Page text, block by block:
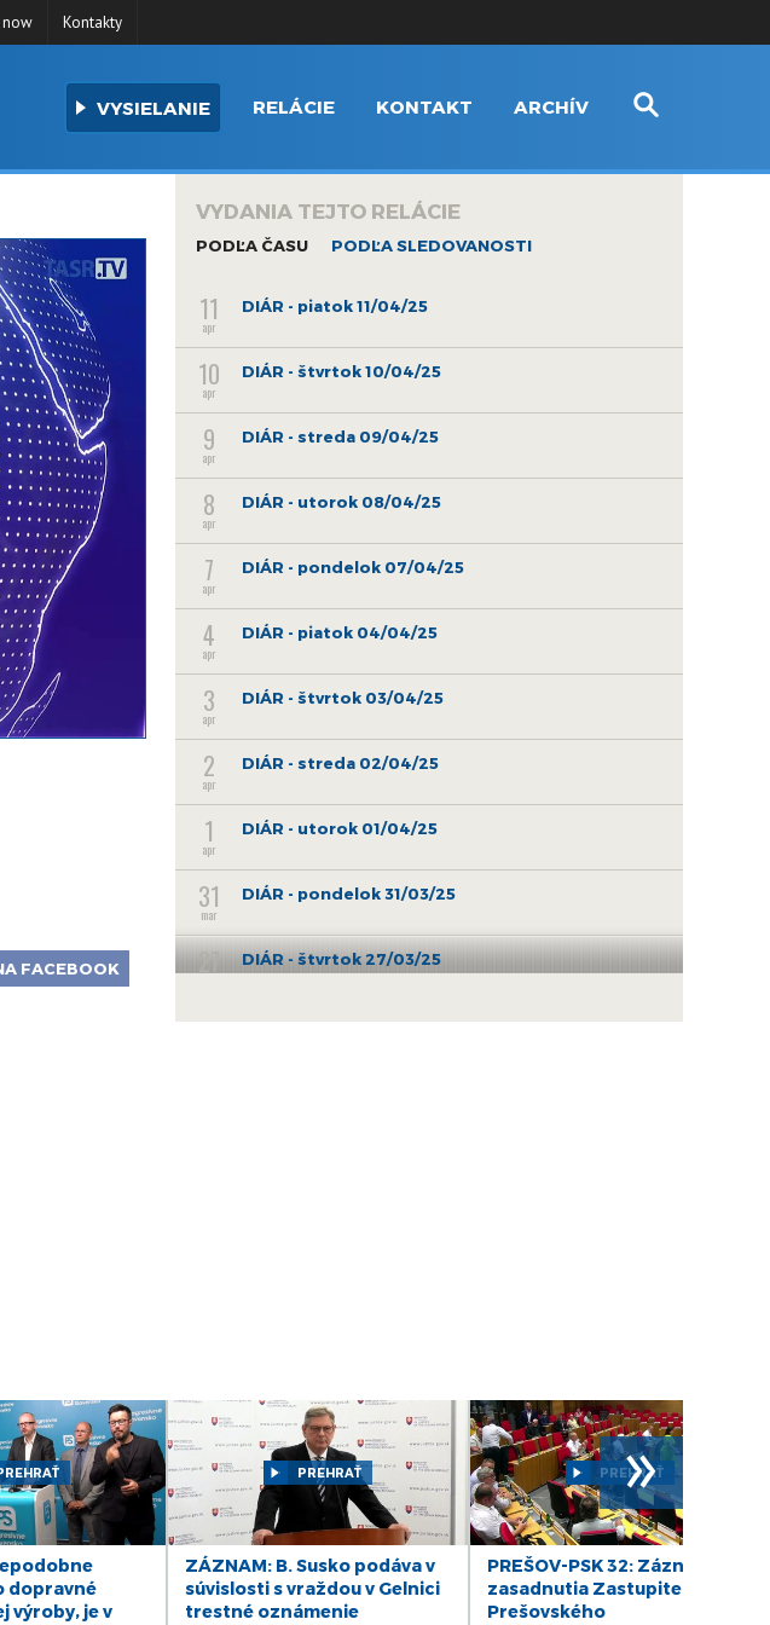
now Kontakty
VYSIELANIE RELÁCIE KONTAKT ARCHÍV
FACEBOOK
VYDANIA TEJTO RELÁCIE
PODĽA ČASU PODĽA SLEDOVANOSTI
11
apr
DIÁR - piatok 11/04/25
10
apr
DIÁR - štvrtok 10/04/25
9
apr
DIÁR - streda 09/04/25
8
apr
DIÁR - utorok 08/04/25
7
apr
DIÁR - pondelok 07/04/25
4
apr
DIÁR - piatok 04/04/25
3
apr
DIÁR - štvrtok 03/04/25
2
apr
DIÁR - streda 02/04/25
1
apr
DIÁR - utorok 01/04/25
31
mar
DIÁR - pondelok 31/03/25
27 DIÁR - štvrtok 27/03/25
26 DIÁR - streda 26/03/25
17 DIÁR - pondelok 17/03/25
14 DIÁR - piatok 14/03/25
13
mar
DIÁR - štvrtok 13/03/25
dopravné
výroby, je v
PREHRAŤ
ZÁZNAM: B. Susko podáva v
súvislosti s vraždou v Gelnici
trestné oznámenie
PREHRAŤ
PREŠOV-PSK 32: Záznam
zasadnutia Zastupiteľstva
Prešovského
»